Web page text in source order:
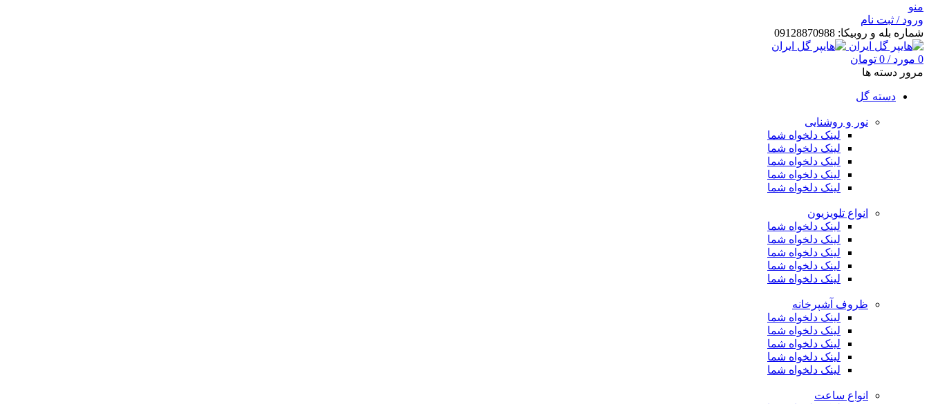
منو
ورود / ثبت نام
شماره بله و روبیکا: 09128870988
0 مورد /
0 تومان
مرور دسته ها
دسته گل
نور و روشنایی
لینک دلخواه شما
لینک دلخواه شما
لینک دلخواه شما
لینک دلخواه شما
لینک دلخواه شما
انواع تلویزیون
لینک دلخواه شما
لینک دلخواه شما
لینک دلخواه شما
لینک دلخواه شما
لینک دلخواه شما
ظروف آشپرخانه
لینک دلخواه شما
لینک دلخواه شما
لینک دلخواه شما
لینک دلخواه شما
لینک دلخواه شما
انواع ساعت